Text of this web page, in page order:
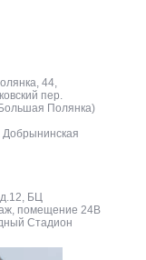
44,
пер.
Полянка)
Добрынинская
БЦ
помещение 24В
Стадион